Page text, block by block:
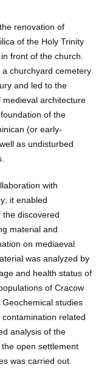
renovation of
of the Holy Trinity
front of the church.
churchyard cemetery
and led to the
architecture
of the
(or early-
as undisturbed
with
it enabled
discovered
material and
on mediaeval
was analyzed by
and health status of
of Cracow
studies
related
analysis of the
open settlement
was carried out.